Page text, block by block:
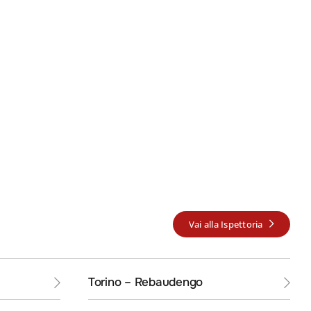
Vai alla Ispettoria
ICP
Torino – Rebaudengo